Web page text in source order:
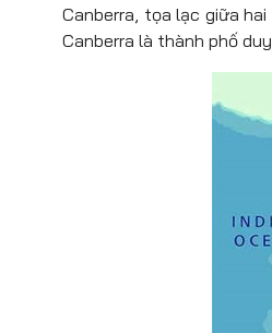
Canberra, tọa lạc giữa
Canberra là thành phố